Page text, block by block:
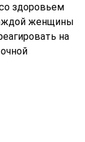
здоровьем
женщины
на